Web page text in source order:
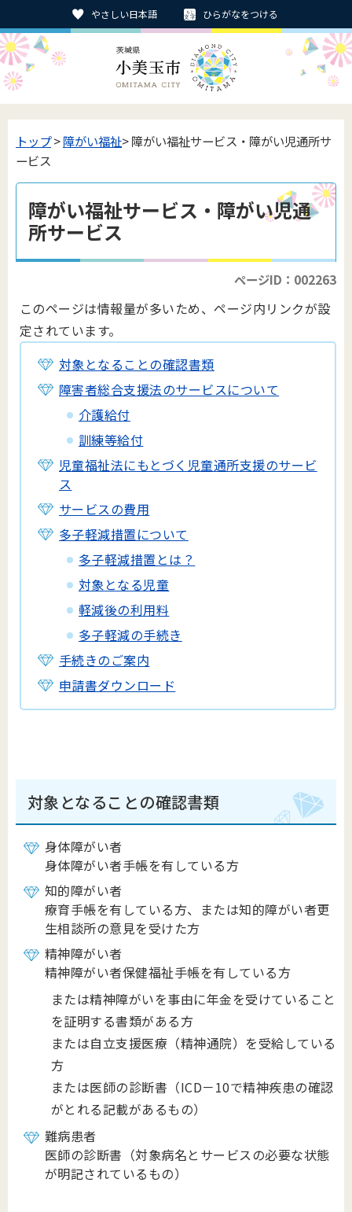
やさしい日本語 ひらがなをつける
トップ>障がい福祉> 障がい福祉サービス・障がい児通所サ
ービス
障がい福祉サービス・障がい児通
所サービス
ページID：002263
このページは情報量が多いため、ページ内リンクが設
定されています。
対象となることの確認書類
障害者総合支援法のサービスについて
介護給付
訓練等給付
児童福祉法にもとづく児童通所支援のサービ
ス
サービスの費用
多子軽減措置について
多子軽減措置とは？
対象となる児童
軽減後の利用料
多子軽減の手続き
手続きのご案内
申請書ダウンロード
対象となることの確認書類
身体障がい者
身体障がい者手帳を有している方
知的障がい者
療育手帳を有している方、または知的障がい者更
生相談所の意見を受けた方
精神障がい者
精神障がい者保健福祉手帳を有している方
または精神障がいを事由に年金を受けていること
を証明する書類がある方
または自立支援医療（精神通院）を受給している
方
または医師の診断書（ICD－10で精神疾患の確認
がとれる記載があるもの）
難病患者
医師の診断書（対象病名とサービスの必要な状態
が明記されているもの）